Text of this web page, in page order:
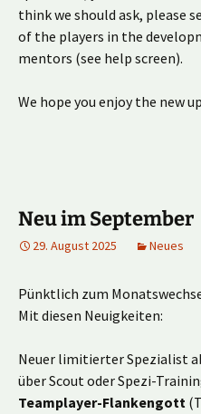
think we should ask, please
of the players in the
mentors (see help screen).
We hope you enjoy the new
Neu im September
29. August 2025 Neues
Pünktlich zum
Mit diesen Neuigkeiten:
Neuer limitierter Spezialist
über Scout oder Spezi-
Teamplayer-Flankengott